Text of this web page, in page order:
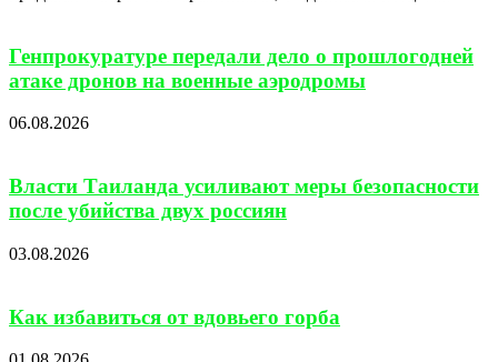
Генпрокуратуре передали дело о прошлогодней
атаке дронов на военные аэродромы
06.08.2026
Власти Таиланда усиливают меры безопасности
после убийства двух россиян
03.08.2026
Как избавиться от вдовьего горба